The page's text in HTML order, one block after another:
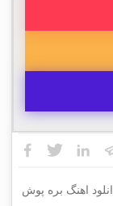
اهنگ بره پوش